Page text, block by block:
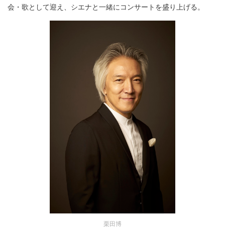
会・歌として迎え、シエナと一緒にコンサートを盛り上げる。
栗田博